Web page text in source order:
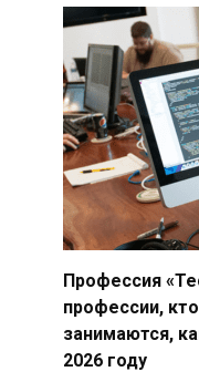
Профессия
профессии,
занимаются,
2026 году